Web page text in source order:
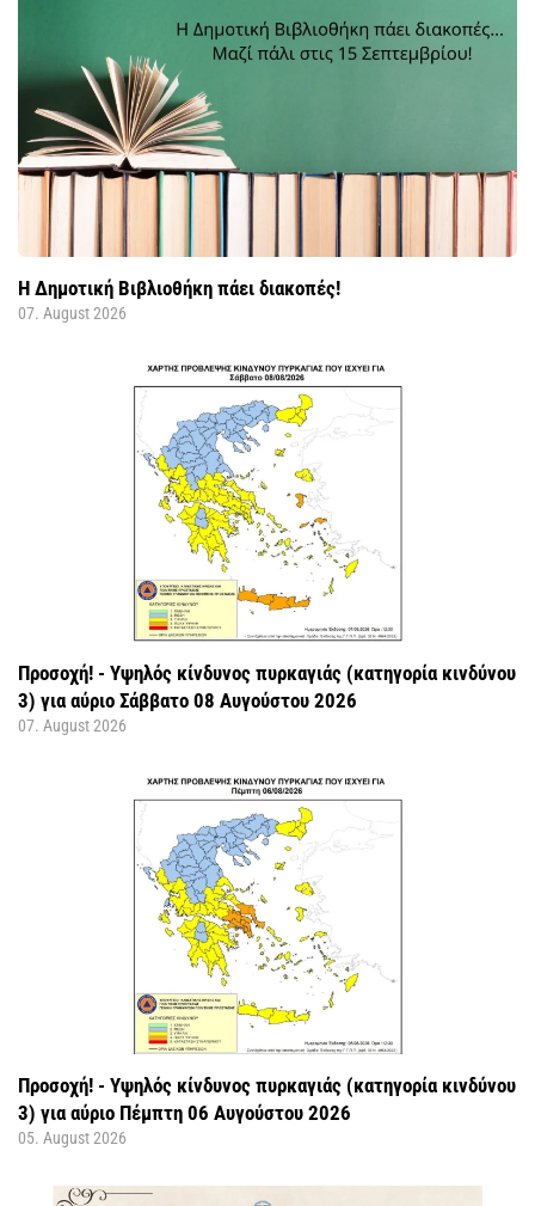
Η Δημοτική Βιβλιοθήκη πάει διακοπές!
07. August 2026
Προσοχή! - Υψηλός κίνδυνος πυρκαγιάς (κατηγορία κινδύνου
3) για αύριο Σάββατο 08 Αυγούστου 2026
07. August 2026
Προσοχή! - Υψηλός κίνδυνος πυρκαγιάς (κατηγορία κινδύνου
3) για αύριο Πέμπτη 06 Αυγούστου 2026
05. August 2026